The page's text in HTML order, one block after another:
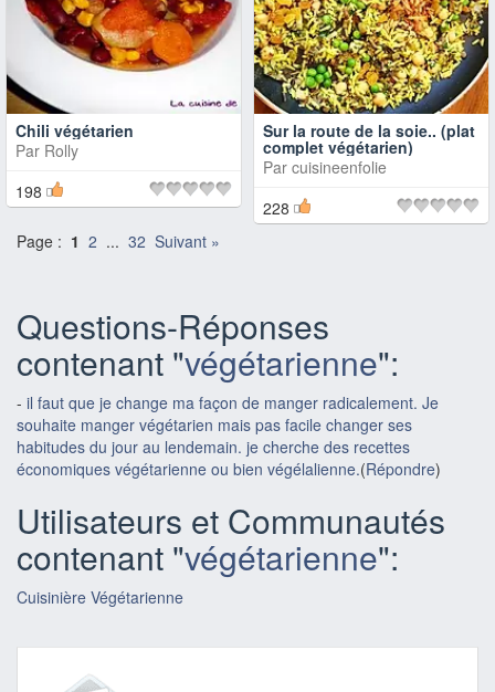
Chili végétarien
Par Rolly
198
Sur la route de la soie.. (plat
complet végétarien)
Par cuisineenfolie
228
Page : 1 2 ... 32 Suivant »
Questions-Réponses
contenant "végétarienne":
- il faut que je change ma façon de manger radicalement. Je
souhaite manger végétarien mais pas facile changer ses
habitudes du jour au lendemain. je cherche des recettes
économiques végétarienne ou bien végélalienne.(Répondre)
Utilisateurs et Communautés
contenant "végétarienne":
Cuisinière Végétarienne